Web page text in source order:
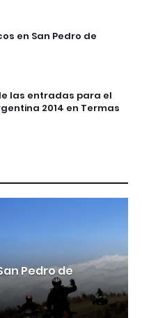
en San Pedro de
las entradas para el
2014 en Termas
Pedro de